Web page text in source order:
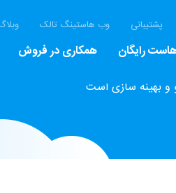
همکاری در فروش رایگان
وب هاستینگ تالک پشتیبانی
و بهینه سازی است